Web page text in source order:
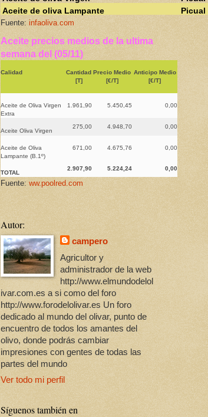
Aceite de oliva Lampante
Picual
Fuente: infaoliva.com
Aceite precios medios de la ultima
semana del (05/11)
Calidad
Cantidad
[T]
Precio Medio
[€/T]
Anticipo Medio
[€/T]
Aceite de Oliva Virgen
Extra
1.961,90 5.450,45 0,00
Aceite Oliva Virgen
275,00 4.948,70 0,00
Aceite de Oliva
Lampante (B.1º)
671,00 4.675,76 0,00
TOTAL
2.907,90 5.224,24 0,00
Fuente: ww.poolred.com
Autor:
campero
Agricultor y
administrador de la web
http://www.elmundodelol
ivar.com.es a si como del foro
http://www.forodelolivar.es Un foro
dedicado al mundo del olivar, punto de
encuentro de todos los amantes del
olivo, donde podrás cambiar
impresiones con gentes de todas las
partes del mundo
Ver todo mi perfil
Síguenos también en